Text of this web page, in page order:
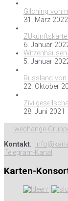
Gilching von
31. März 2022
6. Januar
5. Januar
Russland
22. Oktober
28. Juni 2021
wechange-
Kontakt:
Telegram-Kanal
Karten-